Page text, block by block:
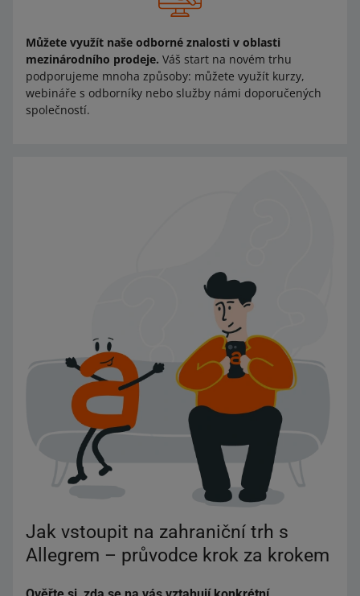
Můžete využít naše odborné znalosti v oblasti
mezinárodního prodeje. Váš start na novém trhu
podporujeme mnoha způsoby: můžete využít kurzy,
webináře s odborníky nebo služby námi doporučených
společností.
Jak vstoupit na zahraniční trh s
Allegrem – průvodce krok za krokem